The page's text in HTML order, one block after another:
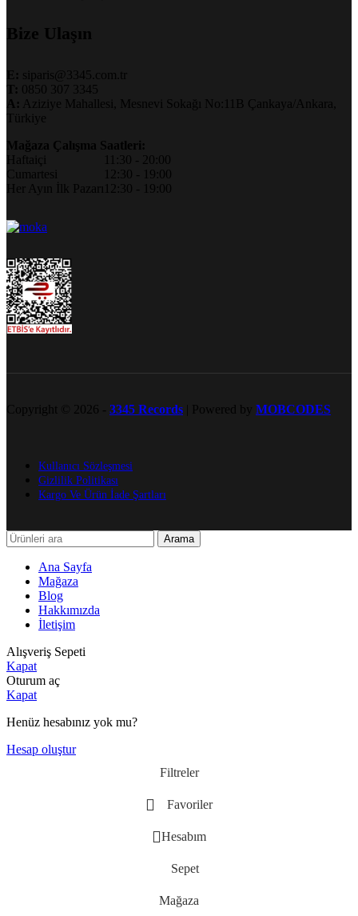
Bize Ulaşın
E: siparis@3345.com.tr
T: 0850 307 3345
A: Aziziye Mahallesi, Mesnevi Sokağı No:11B Çankaya/Ankara,
Türkiye
Mağaza Çalışma Saatleri:
Haftaiçi
Cumartesi
Her Ayın İlk Pazarı
11:30 - 20:00
12:30 - 19:00
12:30 - 19:00
Copyright © 2026 - 3345 Records | Powered by MOBCODES
Kullanıcı Sözleşmesi
Gizlilik Politikası
Kargo Ve Ürün İade Şartları
Arama
Ana Sayfa
Mağaza
Blog
Hakkımızda
İletişim
Alışveriş Sepeti
Kapat
Oturum aç
Kapat
Henüz hesabınız yok mu?
Hesap oluştur
Filtreler
Favoriler
Hesabım
Sepet
Mağaza